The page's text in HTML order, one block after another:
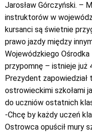
Jarosław Górczyński. –
instruktorów w
kursanci są świetnie
prawo jazdy między
Wojewódzkiego
przypomnę – istnieje już
Prezydent
ostrowieckimi szkołami
do uczniów ostatnich
-Chcę by każdy uczeń
Ostrowca opuścił mury